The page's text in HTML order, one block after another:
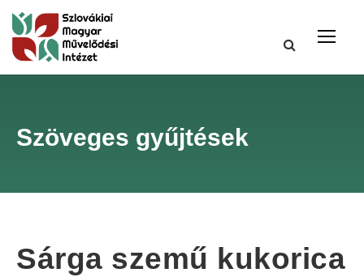
Szöveges gyűjtések
Sárga szemű kukorica